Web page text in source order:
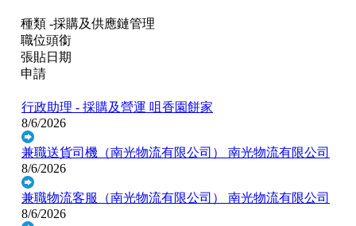
種類 -採購及供應鏈管理
職位頭銜
張貼日期
申請
行政助理 - 採購及營運 咀香園餅家
8/6/2026
兼職送貨司機（南光物流有限公司） 南光物流有限公司
8/6/2026
兼職物流客服（南光物流有限公司） 南光物流有限公司
8/6/2026